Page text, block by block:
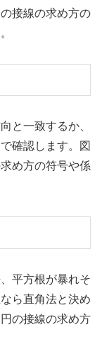
接線の求め方の
と一致するか、
確認します。図
め方の符号や係
平方根が暴れそ
ら直角法と決め
の接線の求め方